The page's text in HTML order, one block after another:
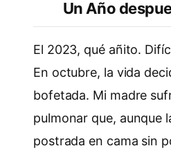
Un Año
El 2023, qué añito.
En octubre, la vida
bofetada. Mi madre
pulmonar que, aunque
postrada en cama sin